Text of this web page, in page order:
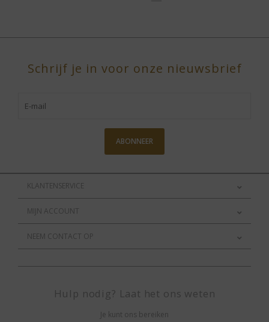
Schrijf je in voor onze nieuwsbrief
ABONNEER
KLANTENSERVICE
MIJN ACCOUNT
NEEM CONTACT OP
Hulp nodig? Laat het ons weten
Je kunt ons bereiken